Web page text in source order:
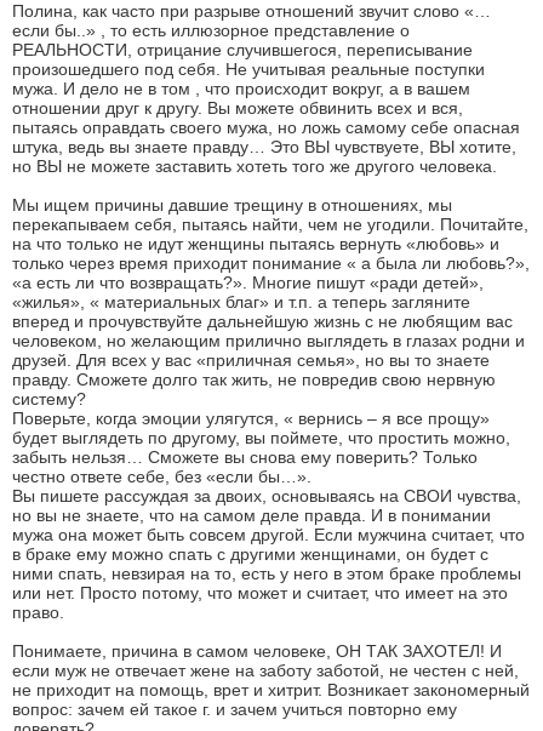
Полина, как часто при разрыве отношений звучит слово «…
если бы..» , то есть иллюзорное представление о
РЕАЛЬНОСТИ, отрицание случившегося, переписывание
произошедшего под себя. Не учитывая реальные поступки
мужа. И дело не в том , что происходит вокруг, а в вашем
отношении друг к другу. Вы можете обвинить всех и вся,
пытаясь оправдать своего мужа, но ложь самому себе опасная
штука, ведь вы знаете правду… Это ВЫ чувствуете, ВЫ хотите,
но ВЫ не можете заставить хотеть того же другого человека.
Мы ищем причины давшие трещину в отношениях, мы
перекапываем себя, пытаясь найти, чем не угодили. Почитайте,
на что только не идут женщины пытаясь вернуть «любовь» и
только через время приходит понимание « а была ли любовь?»,
«а есть ли что возвращать?». Многие пишут «ради детей»,
«жилья», « материальных благ» и т.п. а теперь загляните
вперед и прочувствуйте дальнейшую жизнь с не любящим вас
человеком, но желающим прилично выглядеть в глазах родни и
друзей. Для всех у вас «приличная семья», но вы то знаете
правду. Сможете долго так жить, не повредив свою нервную
систему?
Поверьте, когда эмоции улягутся, « вернись – я все прощу»
будет выглядеть по другому, вы поймете, что простить можно,
забыть нельзя… Сможете вы снова ему поверить? Только
честно ответе себе, без «если бы…».
Вы пишете рассуждая за двоих, основываясь на СВОИ чувства,
но вы не знаете, что на самом деле правда. И в понимании
мужа она может быть совсем другой. Если мужчина считает, что
в браке ему можно спать с другими женщинами, он будет с
ними спать, невзирая на то, есть у него в этом браке проблемы
или нет. Просто потому, что может и считает, что имеет на это
право.
Понимаете, причина в самом человеке, ОН ТАК ЗАХОТЕЛ! И
если муж не отвечает жене на заботу заботой, не честен с ней,
не приходит на помощь, врет и хитрит. Возникает закономерный
вопрос: зачем ей такое г. и зачем учиться повторно ему